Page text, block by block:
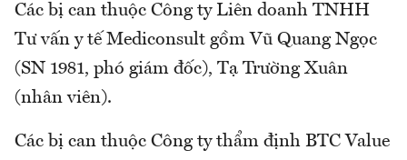
Các bị can thuộc Công ty Liên doanh TNHH
Tư vấn y tế Mediconsult gồm Vũ Quang Ngọc
(SN 1981, phó giám đốc), Tạ Trường Xuân
(nhân viên).
Các bị can thuộc Công ty thẩm định BTC Value